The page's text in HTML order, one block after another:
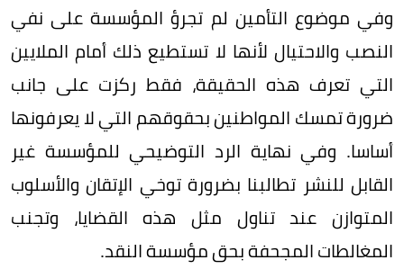
وفي موضوع التأمين لم تجرؤ المؤسسة على نفي
النصب والاحتيال لأنها لا تستطيع ذلك أمام الملايين
التي تعرف هذه الحقيقة، فقط ركزت على جانب
ضرورة تمسك المواطنين بحقوقهم التي لا يعرفونها
أساسا. وفي نهاية الرد التوضيحي للمؤسسة غير
القابل للنشر تطالبنا بضرورة توخي الإتقان والأسلوب
المتوازن عند تناول مثل هذه القضايا، وتجنب
المغالطات المجحفة بحق مؤسسة النقد.